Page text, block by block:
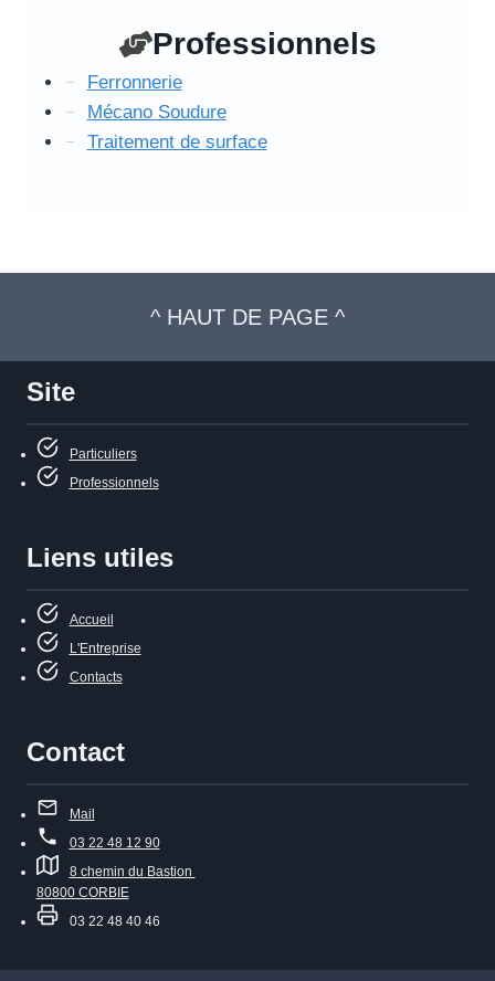
Professionnels
Ferronnerie
Mécano Soudure
Traitement de surface
^ HAUT DE PAGE ^
Site
Particuliers
Professionnels
Liens utiles
Accueil
L'Entreprise
Contacts
Contact
Mail
03 22 48 12 90
8 chemin du Bastion
80800 CORBIE
03 22 48 40 46